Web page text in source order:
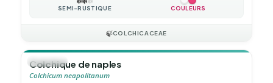
SEMI-RUSTIQUE COULEURS
🍃COLCHICACEAE
🪴VIVACE
Colchique de naples
Colchicum neapolitanum